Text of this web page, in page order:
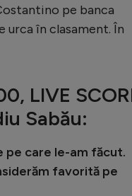
pe banca
urca în clasament. În
LIVE
Sabău:
pe care le-am făcut.
favorită pe